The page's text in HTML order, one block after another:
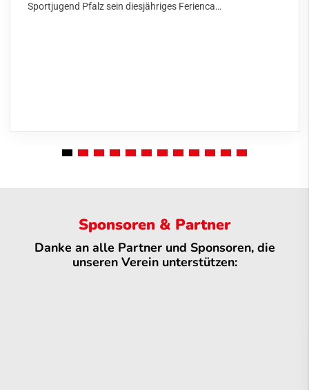
Sportjugend Pfalz sein diesjähriges Ferienca…
Sponsoren & Partner
Danke an alle Partner und Sponsoren, die
unseren Verein unterstützen: